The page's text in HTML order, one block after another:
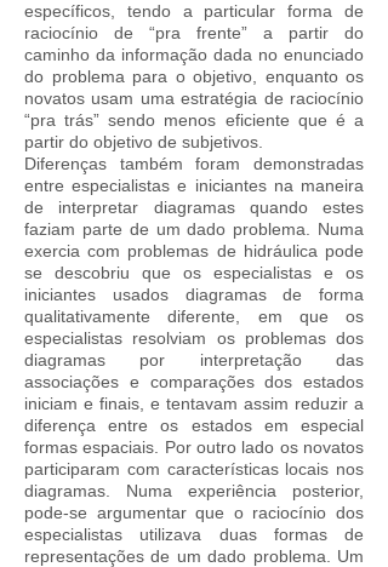
específicos, tendo a particular forma de
raciocínio de “pra frente” a partir do
caminho da informação dada no enunciado
do problema para o objetivo, enquanto os
novatos usam uma estratégia de raciocínio
“pra trás” sendo menos eficiente que é a
partir do objetivo de subjetivos.
Diferenças também foram demonstradas
entre especialistas e iniciantes na maneira
de interpretar diagramas quando estes
faziam parte de um dado problema. Numa
exercia com problemas de hidráulica pode
se descobriu que os especialistas e os
iniciantes usados ​​diagramas de forma
qualitativamente diferente, em que os
especialistas resolviam os problemas dos
diagramas por interpretação das
associações e comparações dos estados
iniciam e finais, e tentavam assim reduzir a
diferença entre os estados em especial
formas espaciais. Por outro lado os novatos
participaram com características locais nos
diagramas. Numa experiência posterior,
pode-se argumentar que o raciocínio dos
especialistas utilizava duas formas de
representações de um dado problema. Um